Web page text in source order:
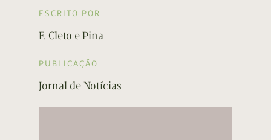
ESCRITO POR
F. Cleto e Pina
PUBLICAÇÃO
Jornal de Notícias